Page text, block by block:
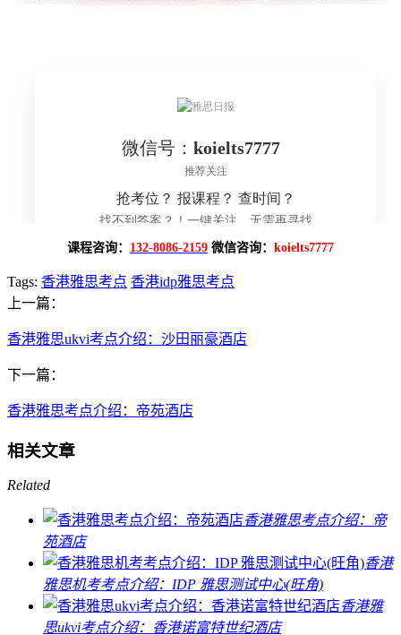
课程咨询： 132-8086-2159 微信咨询： koielts7777
Tags: 香港雅思考点 香港idp雅思考点
上一篇：
香港雅思ukvi考点介绍：沙田丽豪酒店
下一篇：
香港雅思考点介绍：帝苑酒店
相关文章
Related
香港雅思考点介绍：帝
苑酒店
香港
雅思机考考点介绍：IDP 雅思测试中心(旺角)
香港雅
思ukvi考点介绍：香港诺富特世纪酒店